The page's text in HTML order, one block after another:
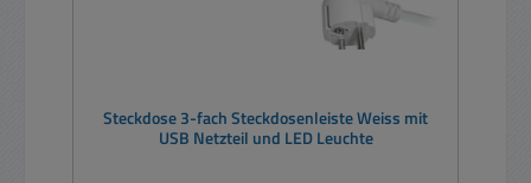
Steckdose 3-fach Steckdosenleiste Weiss mit
USB Netzteil und LED Leuchte